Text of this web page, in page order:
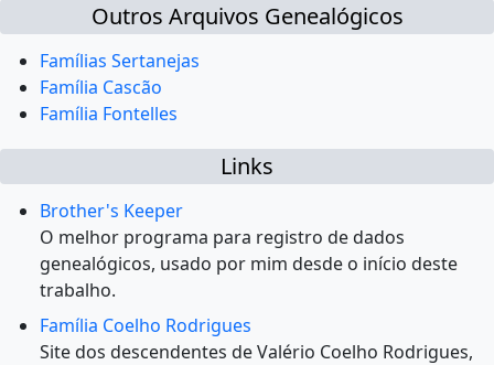
Outros Arquivos Genealógicos
Famílias Sertanejas
Família Cascão
Família Fontelles
Links
Brother's Keeper
O melhor programa para registro de dados
genealógicos, usado por mim desde o início deste
trabalho.
Família Coelho Rodrigues
Site dos descendentes de Valério Coelho Rodrigues,